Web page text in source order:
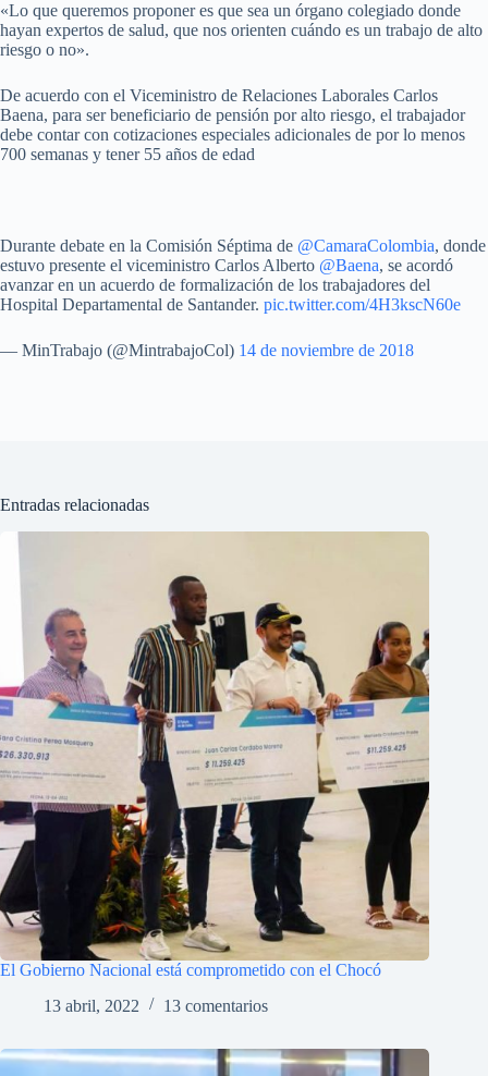
«Lo que queremos proponer es que sea un órgano colegiado donde
hayan expertos de salud, que nos orienten cuándo es un trabajo de alto
riesgo o no».
De acuerdo con el Viceministro de Relaciones Laborales Carlos
Baena, para ser beneficiario de pensión por alto riesgo, el trabajador
debe contar con cotizaciones especiales adicionales de por lo menos
700 semanas y tener 55 años de edad
Durante debate en la Comisión Séptima de @CamaraColombia, donde
estuvo presente el viceministro Carlos Alberto @Baena, se acordó
avanzar en un acuerdo de formalización de los trabajadores del
Hospital Departamental de Santander. pic.twitter.com/4H3kscN60e
— MinTrabajo (@MintrabajoCol) 14 de noviembre de 2018
Entradas relacionadas
El Gobierno Nacional está comprometido con el Chocó
13 abril, 2022
13 comentarios